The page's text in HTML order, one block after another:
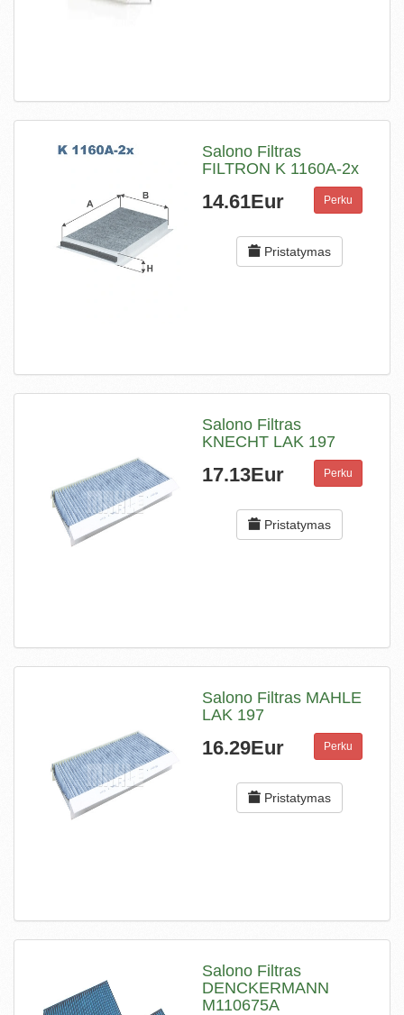
Salono Filtras
FILTRON K 1160A-2x
14.61Eur Perku
Pristatymas
Salono Filtras
KNECHT LAK 197
17.13Eur Perku
Pristatymas
Salono Filtras MAHLE
LAK 197
16.29Eur Perku
Pristatymas
Salono Filtras
DENCKERMANN
M110675A